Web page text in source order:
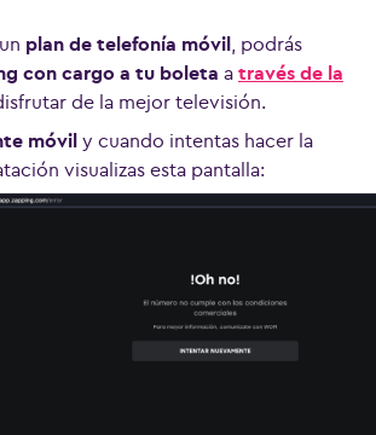
plan de telefonía móvil, podrás
con cargo a tu boleta a través de la
de la mejor televisión.
móvil y cuando intentas hacer la
visualizas esta pantalla: